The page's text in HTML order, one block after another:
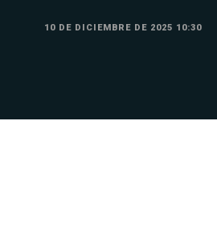
10 DE DICIEMBRE DE 2025 10:30